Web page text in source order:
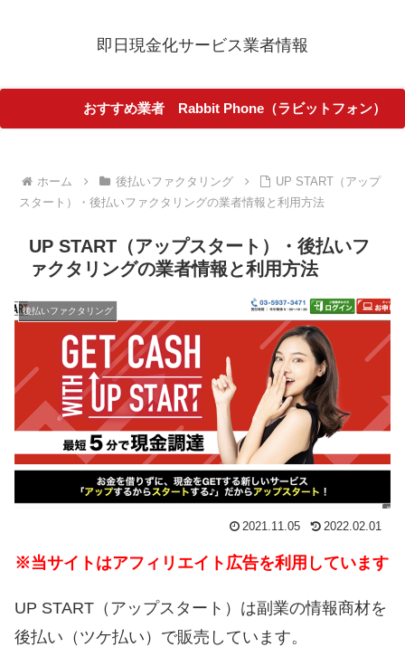
即日現金化サービス業者情報
おすすめ業者 Rabbit Phone（ラビットフォン）
ホーム 後払いファクタリング
UP START（アップ
スタート）・後払いファクタリングの業者情報と利用方法
UP START（アップスタート）・後払いフ
ァクタリングの業者情報と利用方法
後払いファクタリング
2021.11.05 2022.02.01
※当サイトはアフィリエイト広告を利用しています
UP START（アップスタート）は副業の情報商材を
後払い（ツケ払い）で販売しています。